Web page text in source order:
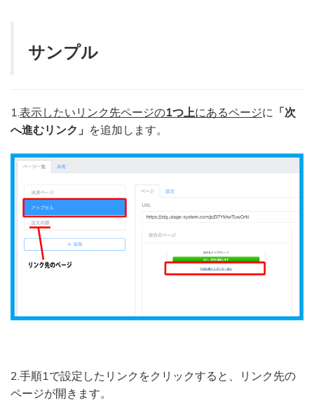
サンプル
1. 表示したいリンク先ページの1つ上にあるページに 「次
へ進むリンク」 を追加します。
2.手順1で設定したリンクをクリックすると、リンク先の
ページが開きます。